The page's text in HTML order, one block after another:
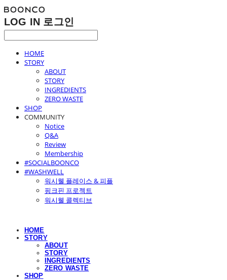
LOG IN 로그인
HOME
STORY
ABOUT
STORY
INGREDIENTS
ZERO WASTE
SHOP
COMMUNITY
Notice
Q&A
Review
Membership
#SOCIALBOONCO
#WASHWELL
워시웰 플레이스 & 피플
핑크핀 프로젝트
워시웰 콜렉티브
HOME
STORY
ABOUT
STORY
INGREDIENTS
ZERO WASTE
SHOP